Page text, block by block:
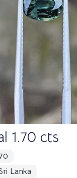
1.70 cts
Lanka